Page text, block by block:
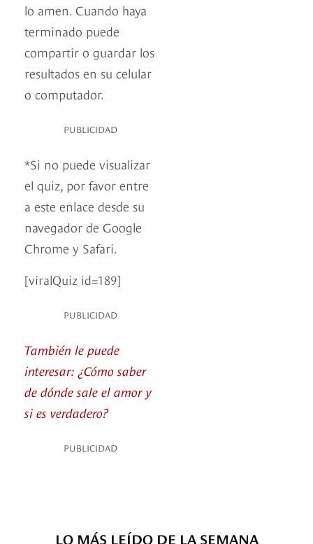
lo amen. Cuando haya
terminado puede
compartir o guardar los
resultados en su celular
o computador.
PUBLICIDAD
*Si no puede visualizar
el quiz, por favor entre
a este enlace desde su
navegador de Google
Chrome y Safari.
[viralQuiz id=189]
PUBLICIDAD
También le puede
interesar: ¿Cómo saber
de dónde sale el amor y
si es verdadero?
PUBLICIDAD
LO MÁS LEÍDO DE LA SEMANA